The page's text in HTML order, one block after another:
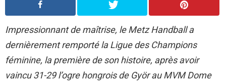
Impressionnant de maîtrise, le Metz Handball a
dernièrement remporté la Ligue des Champions
féminine, la première de son histoire, après avoir
vaincu 31-29 l’ogre hongrois de Györ au MVM Dome